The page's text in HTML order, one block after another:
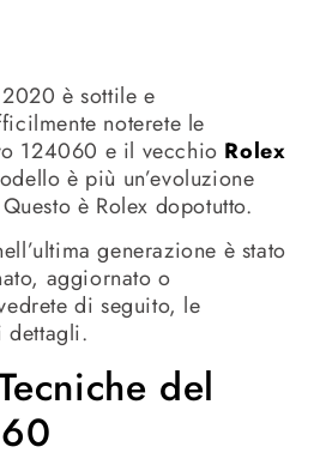
2020 è sottile e
noterete le
124060 e il vecchio Rolex
è più un’evoluzione
Questo è Rolex dopotutto.
generazione è stato
aggiornato o
di seguito, le
dettagli.
del